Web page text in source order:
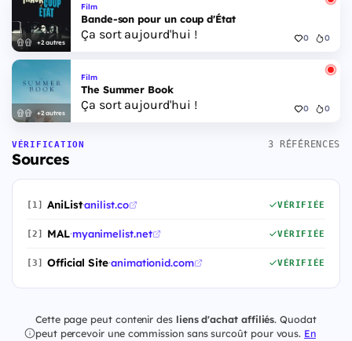
+2 autres
Film
Bande-son pour un coup d'État
Ça sort aujourd'hui ! 0 0
+2 autres
Film
The Summer Book
Ça sort aujourd'hui ! 0 0
VÉRIFICATION
Sources
3 RÉFÉRENCES
[1] AniList·anilist.co VÉRIFIÉE
[2] MAL·myanimelist.net VÉRIFIÉE
[3] Official Site·animationid.com VÉRIFIÉE
Cette page peut contenir des liens d'achat affiliés. Quodat
peut percevoir une commission sans surcoût pour vous. En